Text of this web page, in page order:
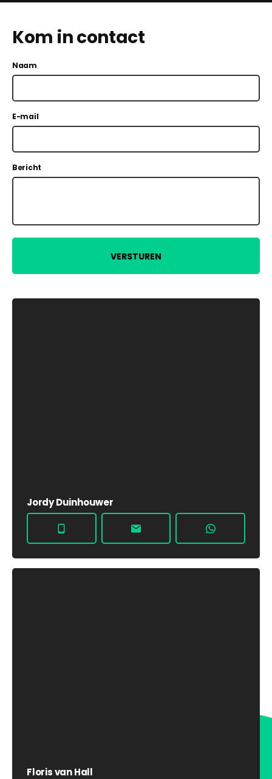
Kom in contact
Naam
E-mail
Bericht
VERSTUREN
Jordy Duinhouwer
Floris van Hall